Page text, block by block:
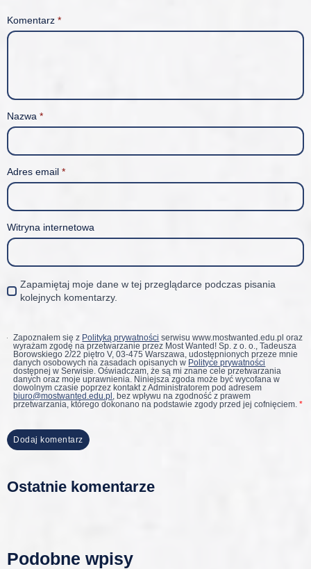
Komentarz *
Nazwa *
Adres email *
Witryna internetowa
Zapamiętaj moje dane w tej przeglądarce podczas pisania
kolejnych komentarzy.
Zapoznałem się z Polityką prywatności serwisu www.mostwanted.edu.pl oraz
wyrażam zgodę na przetwarzanie przez Most Wanted! Sp. z o. o., Tadeusza
Borowskiego 2/22 piętro V, 03-475 Warszawa, udostępnionych przeze mnie
danych osobowych na zasadach opisanych w Polityce prywatności
dostępnej w Serwisie. Oświadczam, że są mi znane cele przetwarzania
danych oraz moje uprawnienia. Niniejsza zgoda może być wycofana w
dowolnym czasie poprzez kontakt z Administratorem pod adresem
biuro@mostwanted.edu.pl , bez wpływu na zgodność z prawem
przetwarzania, którego dokonano na podstawie zgody przed jej cofnięciem.*
Ostatnie komentarze
Podobne wpisy